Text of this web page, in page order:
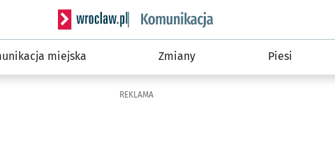
Serwis informacyjny wroclaw.pl podserwis: Komunikacja
miejska Zmiany Piesi
REKLAMA